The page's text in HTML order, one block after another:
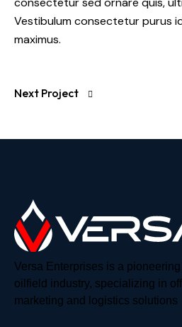
Vestibulum consectetur purus
maximus.
Next Project
Versa Enterprises is a
oilfield industry, specializing in
marketing and logistics solutions